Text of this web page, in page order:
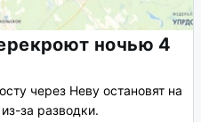
ночью 4
через Неву остановят на
за разводки.